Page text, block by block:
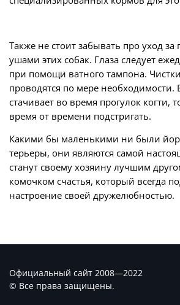
Также не стоит забывать про уход за
ушами этих собак. Глаза следует
при помощи ватного тампона.
проводятся по мере необходимости.
стачивает во время прогулок когти,
время от времени подстригать.
Какими бы маленькими ни были
терьеры, они являются самой
станут своему хозяину лучшим
комочком счастья, который всегда
настроение своей дружелюбностью.
Официальный сайт 2008—2022
© Все права защищены.